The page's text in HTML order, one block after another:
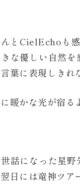
とCielEchoも
な優しい自然
葉に表現しきれ
暖かな光が宿る
話になった星
日には竜神ツア